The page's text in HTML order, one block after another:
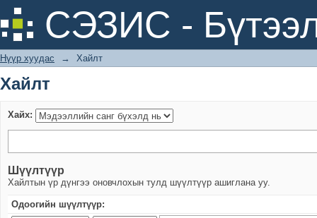
СЭЗИС -
Хайлт
Нүүр хуудас → Хайлт
Хайлт
Хайх:
Шүүлтүүр
Хайлтын үр дүнгээ оновчлохын тулд шүүлтүүр ашиглана уу.
Одоогийн шүүлтүүр: